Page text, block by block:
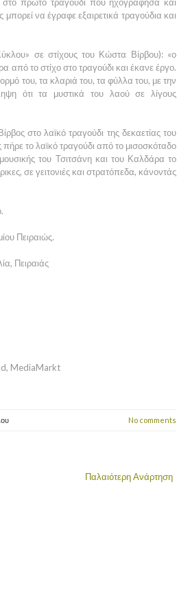
να έγραφε εξαιρετικά τραγούδια και
σε στίχους του Κώστα Βίρβου): «ο
το στίχο στο τραγούδι και έκανε έργο.
του, τα κλαριά του, τα φύλλα του, με την
ότι τα μυστικά του λαού σε λίγους
στο λαϊκό τραγούδι της δεκαετίας του
πήρε το λαϊκό τραγούδι από το μισοσκόταδο
του Τσιτσάνη και του Καλδάρα το
σε γειτονιές και στρατόπεδα, κάνοντάς
Πειραιώς.
Πειραιάς
MediaMarkt
No comments
Παλαιότερη Ανάρτηση